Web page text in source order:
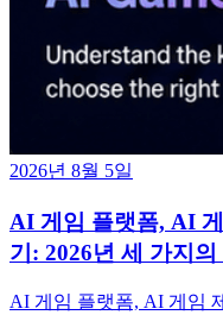
2026년 8월 5일
AI 게임 플랫폼, AI
기: 2026년 세 가지
AI 게임 플랫폼, AI 게임